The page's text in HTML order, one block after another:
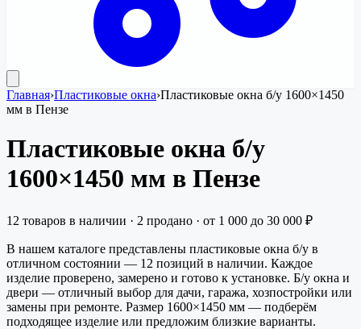
Главная›Пластиковые окна›Пластиковые окна б/у 1600×1450
мм в Пензе
Пластиковые окна б/у
1600×1450 мм в Пензе
12 товаров в наличии · 2 продано · от 1 000 до 30 000 ₽
В нашем каталоге представлены пластиковые окна б/у в
отличном состоянии — 12 позиций в наличии. Каждое
изделие проверено, замерено и готово к установке. Б/у окна и
двери — отличный выбор для дачи, гаража, хозпостройки или
замены при ремонте. Размер 1600×1450 мм — подберём
подходящее изделие или предложим близкие варианты.